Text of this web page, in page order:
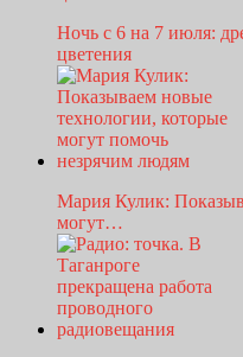
Ночь с 6 на 7 июля:
цветения
Мария Кулик:
могут…